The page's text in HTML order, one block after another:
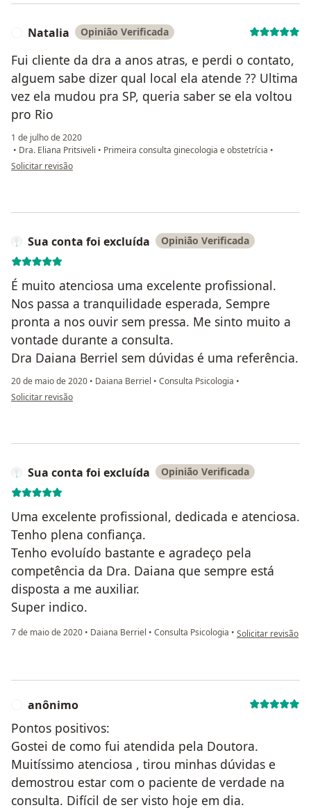
Natalia Opinião Verificada
Fui cliente da dra a anos atras, e perdi o contato,
alguem sabe dizer qual local ela atende ?? Ultima
vez ela mudou pra SP, queria saber se ela voltou
pro Rio
1 de julho de 2020
• Dra. Eliana Pritsiveli • Primeira consulta ginecologia e obstetrícia •
na opinião do utilizador Natalia
Solicitar revisão
Sua conta foi excluída Opinião Verificada
É muito atenciosa uma excelente profissional.
Nos passa a tranquilidade esperada, Sempre
pronta a nos ouvir sem pressa. Me sinto muito a
vontade durante a consulta.
Dra Daiana Berriel sem dúvidas é uma referência.
20 de maio de 2020 • Daiana Berriel • Consulta Psicologia •
na opinião do utilizador Sua conta foi excluída
Solicitar revisão
Sua conta foi excluída Opinião Verificada
Uma excelente profissional, dedicada e atenciosa.
Tenho plena confiança.
Tenho evoluído bastante e agradeço pela
competência da Dra. Daiana que sempre está
disposta a me auxiliar.
Super indico.
7 de maio de 2020 • Daiana Berriel • Consulta Psicologia • na opinião do
Solicitar revisão
anônimo
Pontos positivos:
Gostei de como fui atendida pela Doutora.
Muitíssimo atenciosa , tirou minhas dúvidas e
demostrou estar com o paciente de verdade na
consulta. Difícil de ser visto hoje em dia.